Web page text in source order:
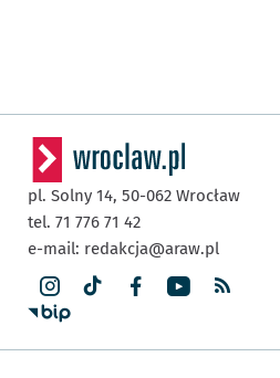
pl. Solny 14, 50-062 Wrocław
tel. 71 776 71 42
e-mail: redakcja@araw.pl